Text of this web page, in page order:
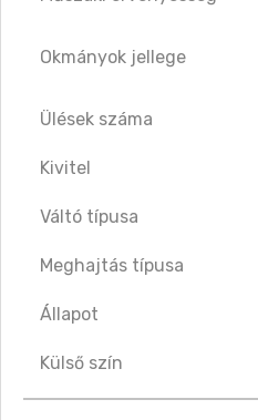
Okmányok jellege
Ülések száma
Kivitel
Váltó típusa
Meghajtás típusa
Állapot
Külső szín